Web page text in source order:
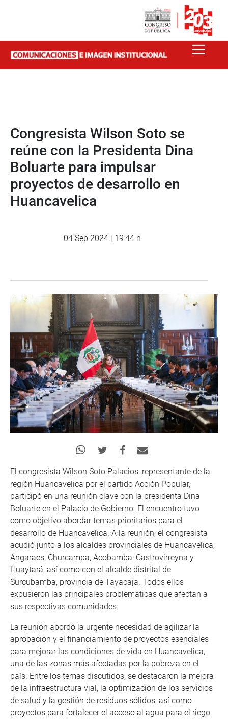
Congresista Wilson Soto se
reúne con la Presidenta Dina
Boluarte para impulsar
proyectos de desarrollo en
Huancavelica
04 Sep 2024 | 19:44 h
El congresista Wilson Soto Palacios, representante de la
región Huancavelica por el partido Acción Popular,
participó en una reunión clave con la presidenta Dina
Boluarte en el Palacio de Gobierno. El encuentro tuvo
como objetivo abordar temas prioritarios para el
desarrollo de Huancavelica. A la reunión, el congresista
acudió junto a los alcaldes provinciales de Huancavelica,
Angaraes, Churcampa, Acobamba, Castrovirreyna y
Huaytará, así como con el alcalde distrital de
Surcubamba, provincia de Tayacaja. Todos ellos
expusieron las principales problemáticas que afectan a
sus respectivas comunidades.
La reunión abordó la urgente necesidad de agilizar la
aprobación y el financiamiento de proyectos esenciales
para mejorar las condiciones de vida en Huancavelica,
una de las zonas más afectadas por la pobreza en el
país. Entre los temas discutidos, se destacaron la mejora
de la infraestructura vial, la optimización de los servicios
de salud y la gestión de residuos sólidos, así como
proyectos para fortalecer el acceso al agua para el riego